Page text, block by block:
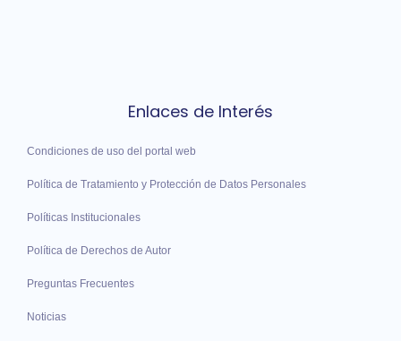
Enlaces de Interés
Condiciones de uso del portal web
Política de Tratamiento y Protección de Datos Personales
Políticas Institucionales
Política de Derechos de Autor
Preguntas Frecuentes
Noticias